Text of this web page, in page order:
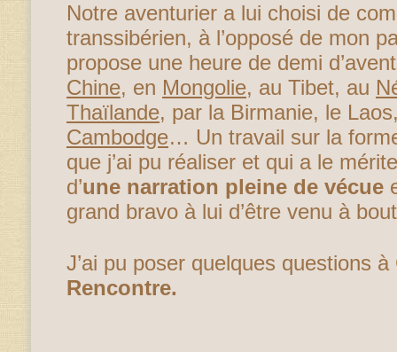
Notre aventurier a lui choisi de
transsibérien, à l’opposé de mon
propose une heure de demi
Chine, en Mongolie, au Tibet, au
Thaïlande, par la Birmanie, le
Cambodge… Un travail sur la
que j’ai pu réaliser et qui a le
d’une narration pleine de vécue
grand bravo à lui d’être venu à
J’ai pu poser quelques questions
Rencontre.